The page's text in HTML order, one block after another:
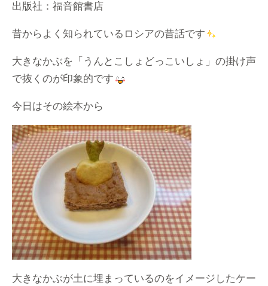
出版社：福音館書店
昔からよく知られているロシアの昔話です
大きなかぶを「うんとこしょどっこいしょ」の掛け声
で抜くのが印象的です
今日はその絵本から
大きなかぶが土に埋まっているのをイメージしたケー